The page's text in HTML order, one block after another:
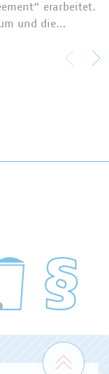
erarbeitet.
und die…
Zum